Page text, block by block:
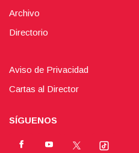
Archivo
Directorio
Aviso de Privacidad
Cartas al Director
SÍGUENOS